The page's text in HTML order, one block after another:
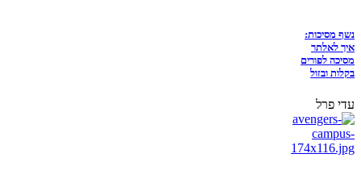
נשף מסיכות:
איך לאלתר
מסיכה לפורים
בקלות ובזול
עדי פרל